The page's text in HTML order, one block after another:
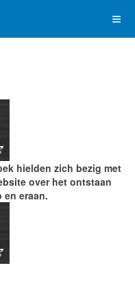
hielden zich bezig met
over het ontstaan
en eraan.